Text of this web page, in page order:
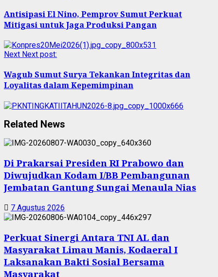
Antisipasi El Nino, Pemprov Sumut Perkuat
Mitigasi untuk Jaga Produksi Pangan
Next Next post:
Wagub Sumut Surya Tekankan Integritas dan
Loyalitas dalam Kepemimpinan
Related News
Di Prakarsai Presiden RI Prabowo dan
Diwujudkan Kodam I/BB Pembangunan
Jembatan Gantung Sungai Menaula Nias
7 Agustus 2026
Perkuat Sinergi Antara TNI AL dan
Masyarakat Limau Manis, Kodaeral I
Laksanakan Bakti Sosial Bersama
Masyarakat